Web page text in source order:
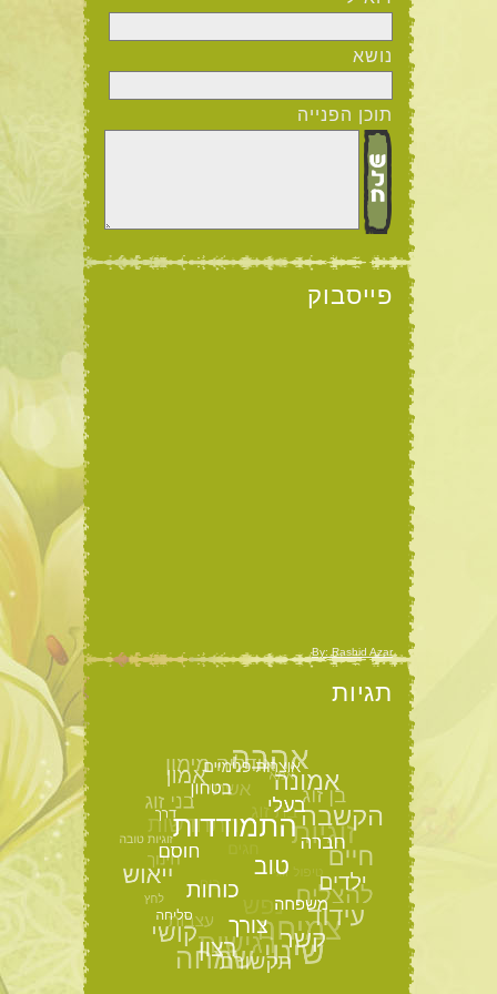
נושא
תוכן הפנייה
פייסבוק
By: Rashid Azar
תגיות